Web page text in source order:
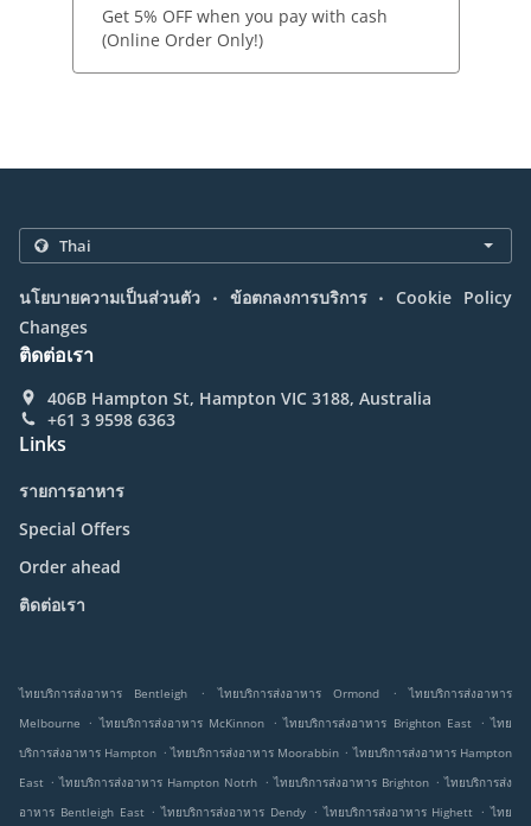
Get 5% OFF when you pay with cash
(Online Order Only!)
นโยบายความเป็นส่วนตัว . ข้อตกลงการบริการ . Cookie Policy
Changes
ติดต่อเรา
406B Hampton St, Hampton VIC 3188, Australia
+61 3 9598 6363
Links
รายการอาหาร
Special Offers
Order ahead
ติดต่อเรา
ไทยบริการส่งอาหาร Bentleigh . ไทยบริการส่งอาหาร Ormond .
ไทยบริการส่งอาหาร
Melbourne
. ไทยบริการส่งอาหาร McKinnon . ไทยบริการส่งอาหาร Brighton East . ไทย
บริการส่งอาหาร Hampton . ไทยบริการส่งอาหาร Moorabbin . ไทยบริการส่งอาหาร Hampton
East . ไทยบริการส่งอาหาร Hampton Notrh . ไทยบริการส่งอาหาร Brighton . ไทยบริการส่ง
อาหาร Bentleigh East . ไทยบริการส่งอาหาร Dendy . ไทยบริการส่งอาหาร Highett . ไทย